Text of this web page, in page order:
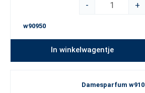
-
+
w90950
In winkelwagentje
Damesparfum w910